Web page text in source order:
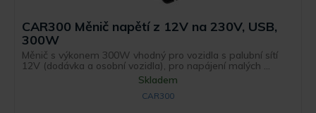
CAR300 Měnič napětí z 12V na 230V, USB,
300W
Měnič s výkonem 300W vhodný pro vozidla s palubní sítí
12V (dodávka a osobní vozidla), pro napájení malých ...
Skladem
CAR300